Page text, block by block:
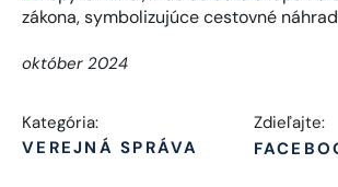
október 2024
Kategória:
VEREJNÁ SPRÁVA
Zdieľajte: